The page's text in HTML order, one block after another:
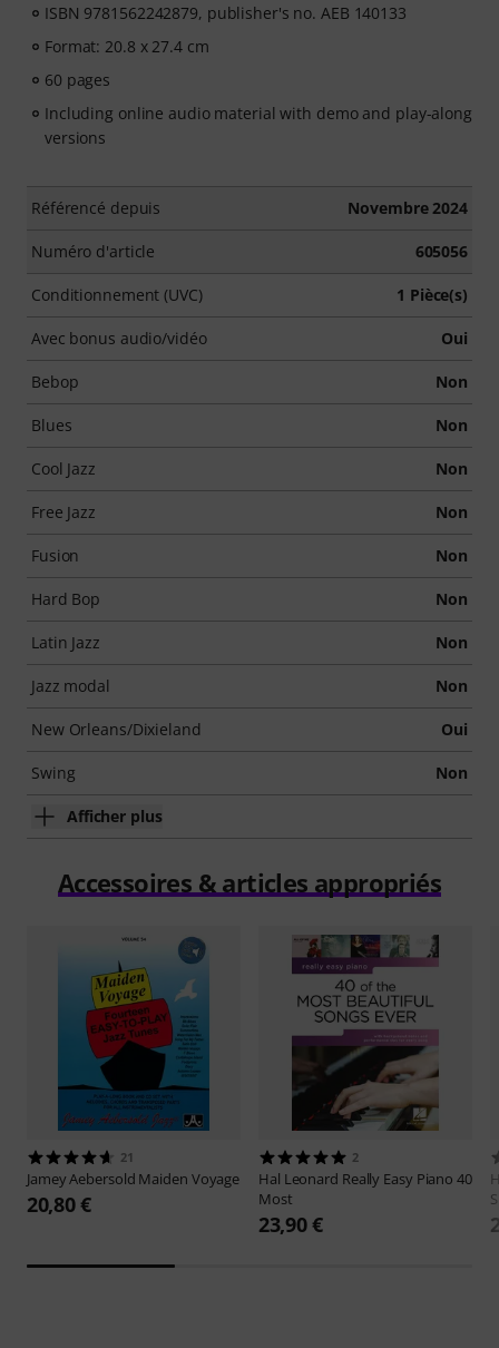
ISBN 9781562242879, publisher's no. AEB 140133
Format: 20.8 x 27.4 cm
60 pages
Including online audio material with demo and play-along
versions
Référencé depuis Novembre 2024
Numéro d'article 605056
Conditionnement (UVC) 1 Pièce(s)
Avec bonus audio/vidéo Oui
Bebop Non
Blues Non
Cool Jazz Non
Free Jazz Non
Fusion Non
Hard Bop Non
Latin Jazz Non
Jazz modal Non
New Orleans/Dixieland Oui
Swing Non
Afficher plus
Accessoires & articles appropriés
21
Jamey Aebersold Maiden Voyage
20,80 €
2
Hal Leonard Really Easy Piano 40
Most
23,90 €